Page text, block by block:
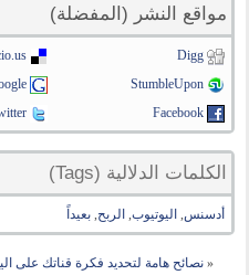
مواقع النشر (المفضلة)
Digg
StumbleUpon
Facebook
الكلمات الدلالية (Tags)
أدسنس, اليوتيوب, الربح,بعيداً
« نصائح هامة لتحديد فكرة قناتك على